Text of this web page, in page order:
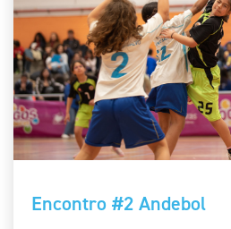
Encontro #2 Andebol